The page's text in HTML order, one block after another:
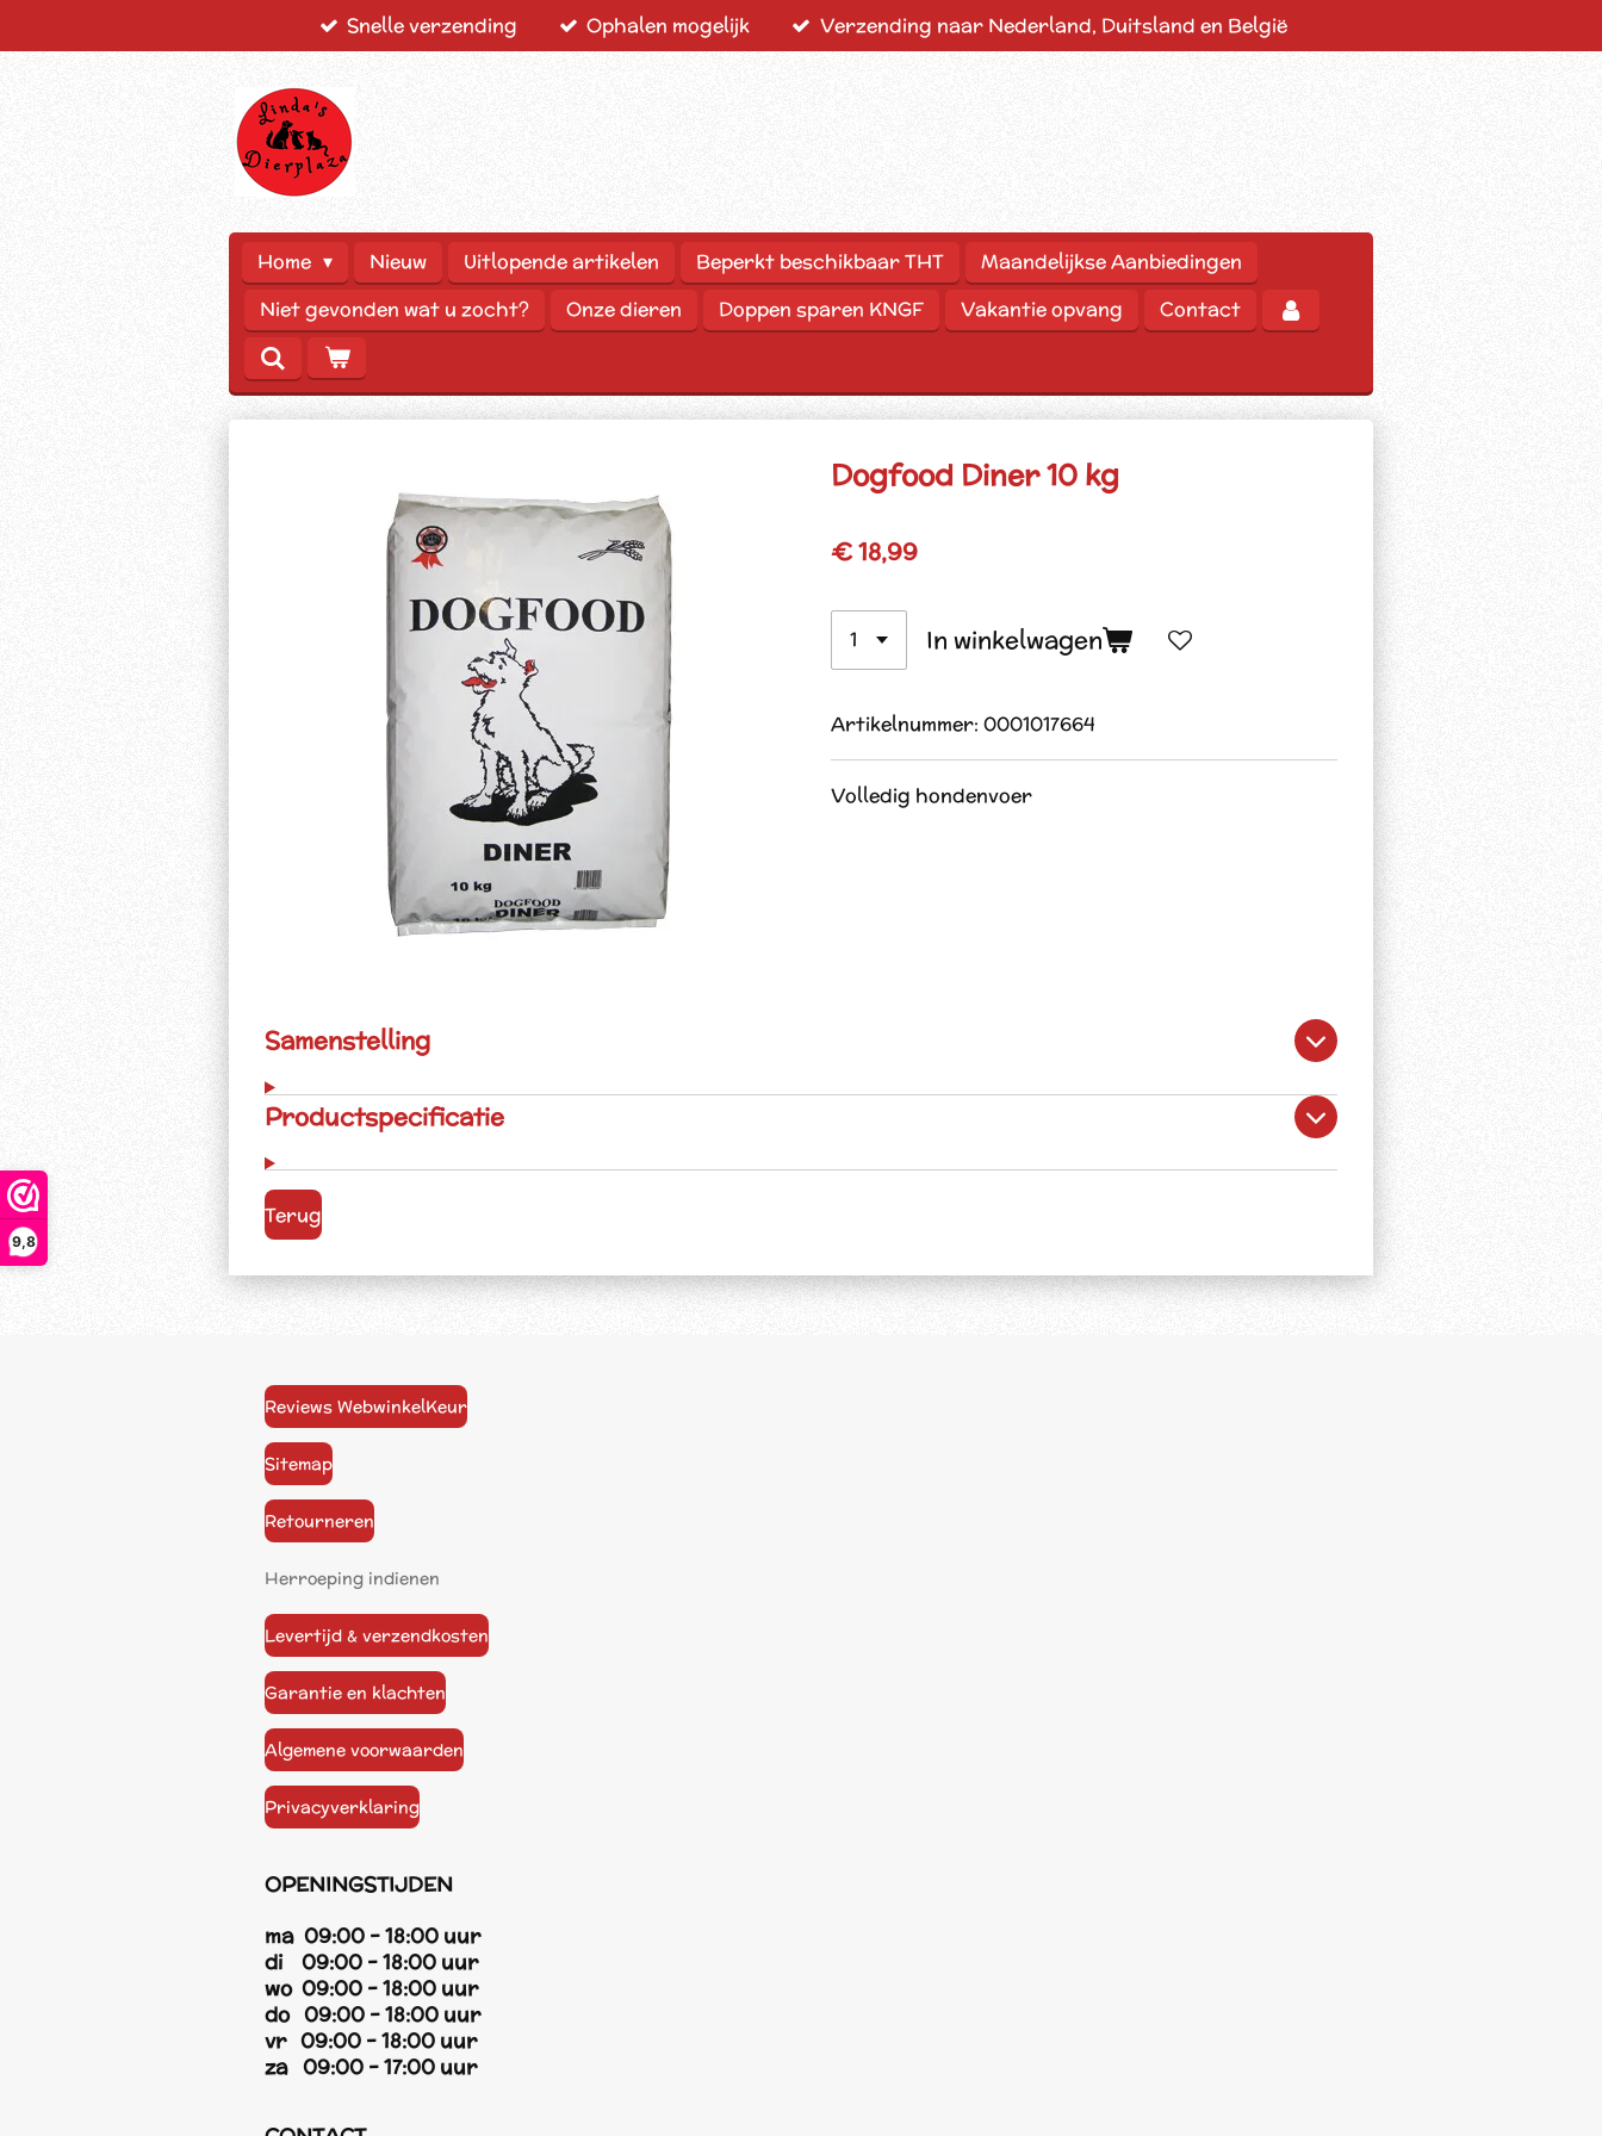
9,8
Snelle verzending Ophalen mogelijk Verzending naar Nederland, Duitsland en België
Home Nieuw Uitlopende artikelen Beperkt beschikbaar THT
Maandelijkse Aanbiedingen
Niet gevonden wat u zocht?
Onze dieren Doppen sparen KNGF Vakantie opvang Contact
Dogfood Diner 10 kg
€ 18,99
In winkelwagen
Artikelnummer: 0001017664
Volledig hondenvoer
Samenstelling
Productspecificatie
Terug
Reviews WebwinkelKeur
Sitemap
Retourneren
Herroeping indienen
Levertijd & verzendkosten
Garantie en klachten
Algemene voorwaarden
Privacyverklaring
OPENINGSTIJDEN
ma 09:00 - 18:00 uur
di 09:00 - 18:00 uur
wo 09:00 - 18:00 uur
do 09:00 - 18:00 uur
vr 09:00 - 18:00 uur
za 09:00 - 17:00 uur